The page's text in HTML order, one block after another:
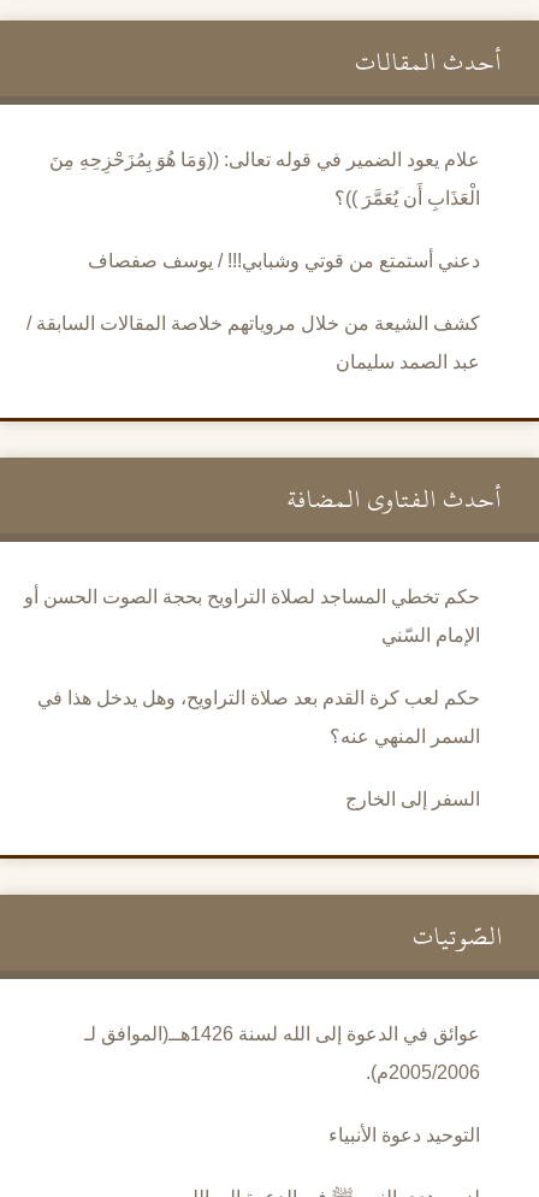
أحدث المقالات
علام يعود الضمير في قوله تعالى: ((وَمَا هُوَ بِمُزَحْزِحِهِ مِنَ
الْعَذَابِ أَن يُعَمَّرَ ))؟
دعني أستمتع من قوتي وشبابي!!! / يوسف صفصاف
كشف الشيعة من خلال مروياتهم خلاصة المقالات السابقة /
عبد الصمد سليمان
أحدث الفتاوى المضافة
حكم تخطي المساجد لصلاة التراويح بحجة الصوت الحسن أو
الإمام السّني
حكم لعب كرة القدم بعد صلاة التراويح، وهل يدخل هذا في
السمر المنهي عنه؟
السفر إلى الخارج
الصَّوتيات
عوائق في الدعوة إلى الله لسنة 1426هــ(الموافق لـ
2005/2006م).
التوحيد دعوة الأنبياء